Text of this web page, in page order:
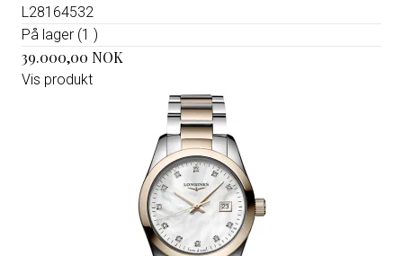
L28164532
På lager (1 )
39.000,00 NOK
Vis produkt